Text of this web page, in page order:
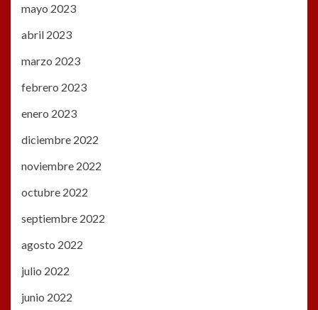
mayo 2023
abril 2023
marzo 2023
febrero 2023
enero 2023
diciembre 2022
noviembre 2022
octubre 2022
septiembre 2022
agosto 2022
julio 2022
junio 2022